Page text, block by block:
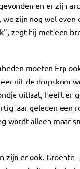
en er zijn
we zijn nog wel even
zegt hij met een
moeten Erp
uit de dorpskom
uitlaat, heeft er
jaar geleden een
wordt alleen maar
zijn er ook. Groente-